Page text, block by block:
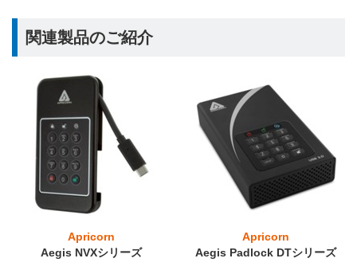
関連製品のご紹介
Apricorn
Aegis NVXシリーズ
Apricorn
Aegis Padlock DTシリーズ